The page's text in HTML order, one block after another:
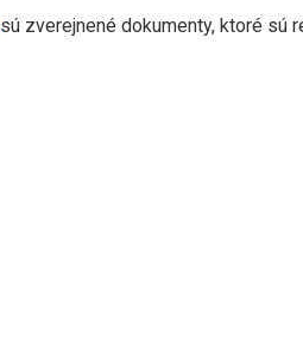
sú zverejnené dokumenty, ktoré sú